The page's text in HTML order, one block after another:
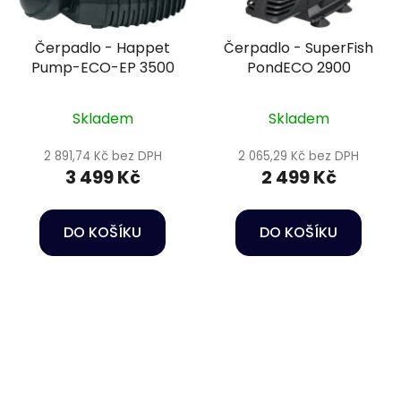
Čerpadlo - Happet
Pump-ECO-EP 3500
Skladem
2 891,74 Kč bez DPH
3 499 Kč
DO KOŠÍKU
Čerpadlo - SuperFish
PondECO 2900
Skladem
2 065,29 Kč bez DPH
2 499 Kč
DO KOŠÍKU